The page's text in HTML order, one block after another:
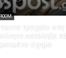
τροχαίο στη
κατέληξε
όχημα